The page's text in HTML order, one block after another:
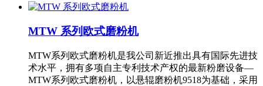
MTW 系列欧式磨粉机
MTW系列欧式磨粉机是我公司新近推出具有国际先进技
术水平，拥有多项自主专利技术产权的最新粉磨设备—
MTW系列欧式磨粉机，以悬辊磨粉机9518为基础，采用